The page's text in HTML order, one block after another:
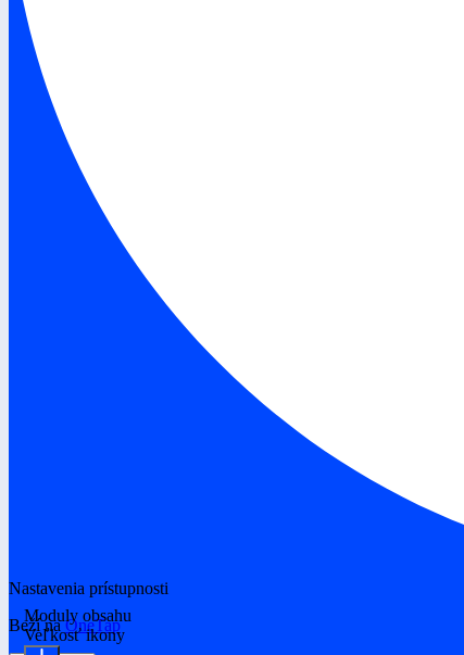
Nastavenia prístupnosti
Beží naOneTap
Moduly obsahu
Veľkosť ikony